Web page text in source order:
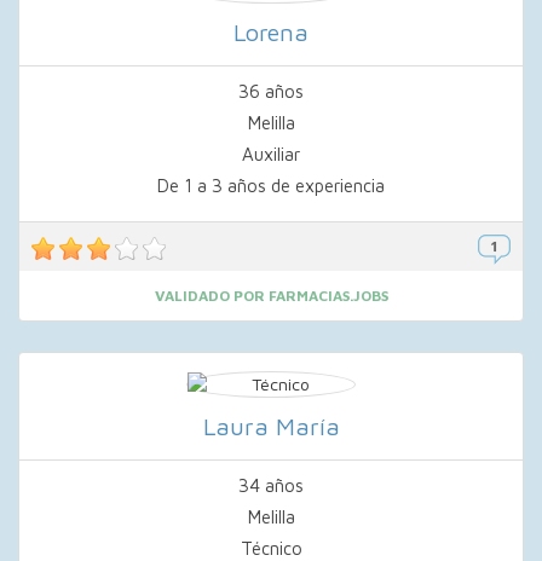
Lorena
36 años
Melilla
Auxiliar
De 1 a 3 años de experiencia
VALIDADO POR FARMACIAS.JOBS
Laura María
34 años
Melilla
Técnico